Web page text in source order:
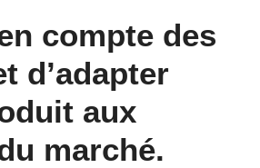
compte des
d’adapter
aux
marché.